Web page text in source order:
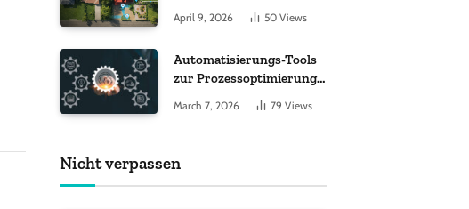
kleine Gärten: Worauf es
bei 200 bis 500 m²
April 9, 2026 50 Views
Automatisierungs-Tools
zur Prozessoptimierung
im Einkauf: Wichtige
Funktionen, auf die Sie
March 7, 2026 79 Views
Nicht verpassen